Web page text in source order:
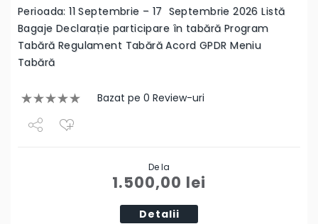
Perioada: 11 Septembrie – 17 Septembrie 2026 Listă
Bagaje Declarație participare în tabără Program
Tabără Regulament Tabără Acord GPDR Meniu
Tabără
Bazat pe 0 Review-uri
De la
1.500,00 lei
Detalii